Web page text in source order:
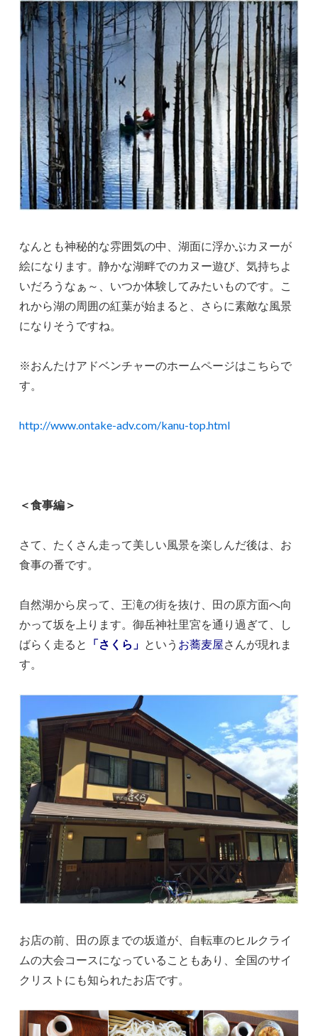
なんとも神秘的な雰囲気の中、湖面に浮かぶカヌーが
絵になります。静かな湖畔でのカヌー遊び、気持ちよ
いだろうなぁ～、いつか体験してみたいものです。こ
れから湖の周囲の紅葉が始まると、さらに素敵な風景
になりそうですね。
※おんたけアドベンチャーのホームページはこちらで
す。
http://www.ontake-adv.com/kanu-top.html
＜食事編＞
さて、たくさん走って美しい風景を楽しんだ後は、お
食事の番です。
自然湖から戻って、王滝の街を抜け、田の原方面へ向
かって坂を上ります。御岳神社里宮を通り過ぎて、し
ばらく走ると
「さくら」 という お蕎麦屋さんが現れま
す。
お店の前、田の原までの坂道が、自転車のヒルクライ
ムの大会コースになっていることもあり、全国のサイ
クリストにも知られたお店です。